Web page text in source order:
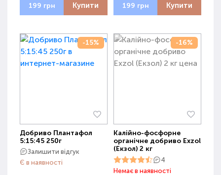
199 грн Купити 199 грн Купити
-15%
Добриво Плантафол
5:15:45 250г
Залишити відгук
Є в наявності
-16%
Калійно-фосфорне
органічне добриво Exzol
(Екзол) 2 кг
4
Немає в наявності